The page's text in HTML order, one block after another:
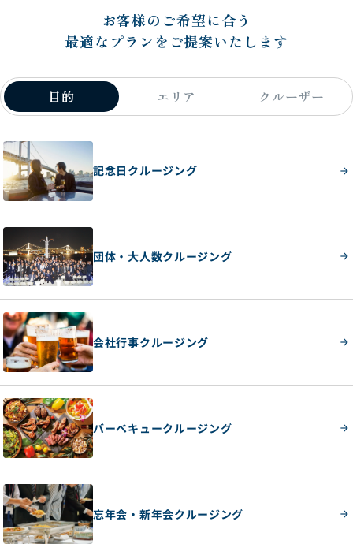
お客様のご希望に合う
最適なプランをご提案いたします
目的 エリア クルーザー
記念日クルージング
団体・大人数クルージング
会社行事クルージング
バーベキュークルージング
忘年会・新年会クルージング